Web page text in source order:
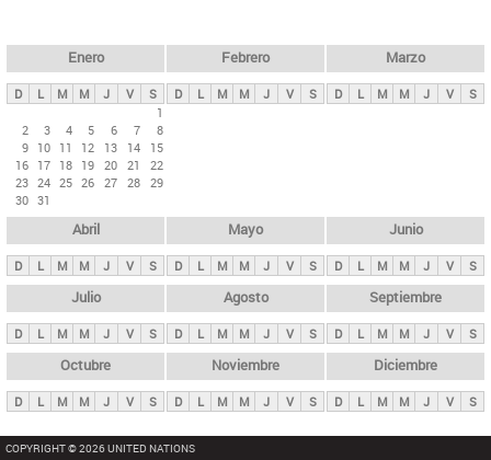
ds
p
n
c
i
p
l
e
s
Enero
D L M M J V
S
1
2
3 4 5 6 7
8
9 10 11 12 13 14
15
16 17 18 19 20 21
22
23 24 25 26 27 28 29
30 31
Febrero
D L M M J V S
Marzo
D L M M J V S
Abril
D L M M J V S
Mayo
D L M M J V S
Junio
D L M M J V S
Julio
D L M M J V S
Agosto
D L M M J V S
Septiembre
D L M M J V S
Octubre
D L M M J V S
Noviembre
D L M M J V S
Diciembre
D L M M J V S
COPYRIGHT © 2026 UNITED NATIONS